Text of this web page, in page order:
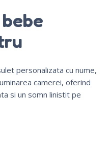
personalizata cu nume,
camerei, oferind
si un somn linistit pe